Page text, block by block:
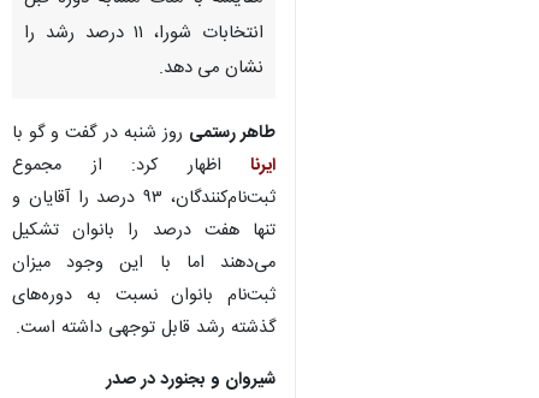
انتخابات شورا، ۱۱ درصد رشد را
نشان می دهد.
طاهر رستمی روز شنبه در گفت و گو با
ایرنا اظهار کرد:‌ از مجموع
ثبت‌نام‌کنندگان، ۹۳ درصد را آقایان و
تنها هفت درصد را بانوان تشکیل
می‌دهند اما با این وجود میزان
ثبت‌نام بانوان نسبت به دوره‌های
گذشته رشد قابل توجهی داشته است.
شیروان و بجنورد در صدر